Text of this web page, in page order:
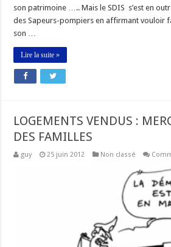
son patrimoine ….. Mais le SDIS s’est en
des Sapeurs-pompiers en affirmant vouloir
son …
Lire la suite »
LOGEMENTS VENDUS :
DES FAMILLES
guy 25 juin 2012 Non classé